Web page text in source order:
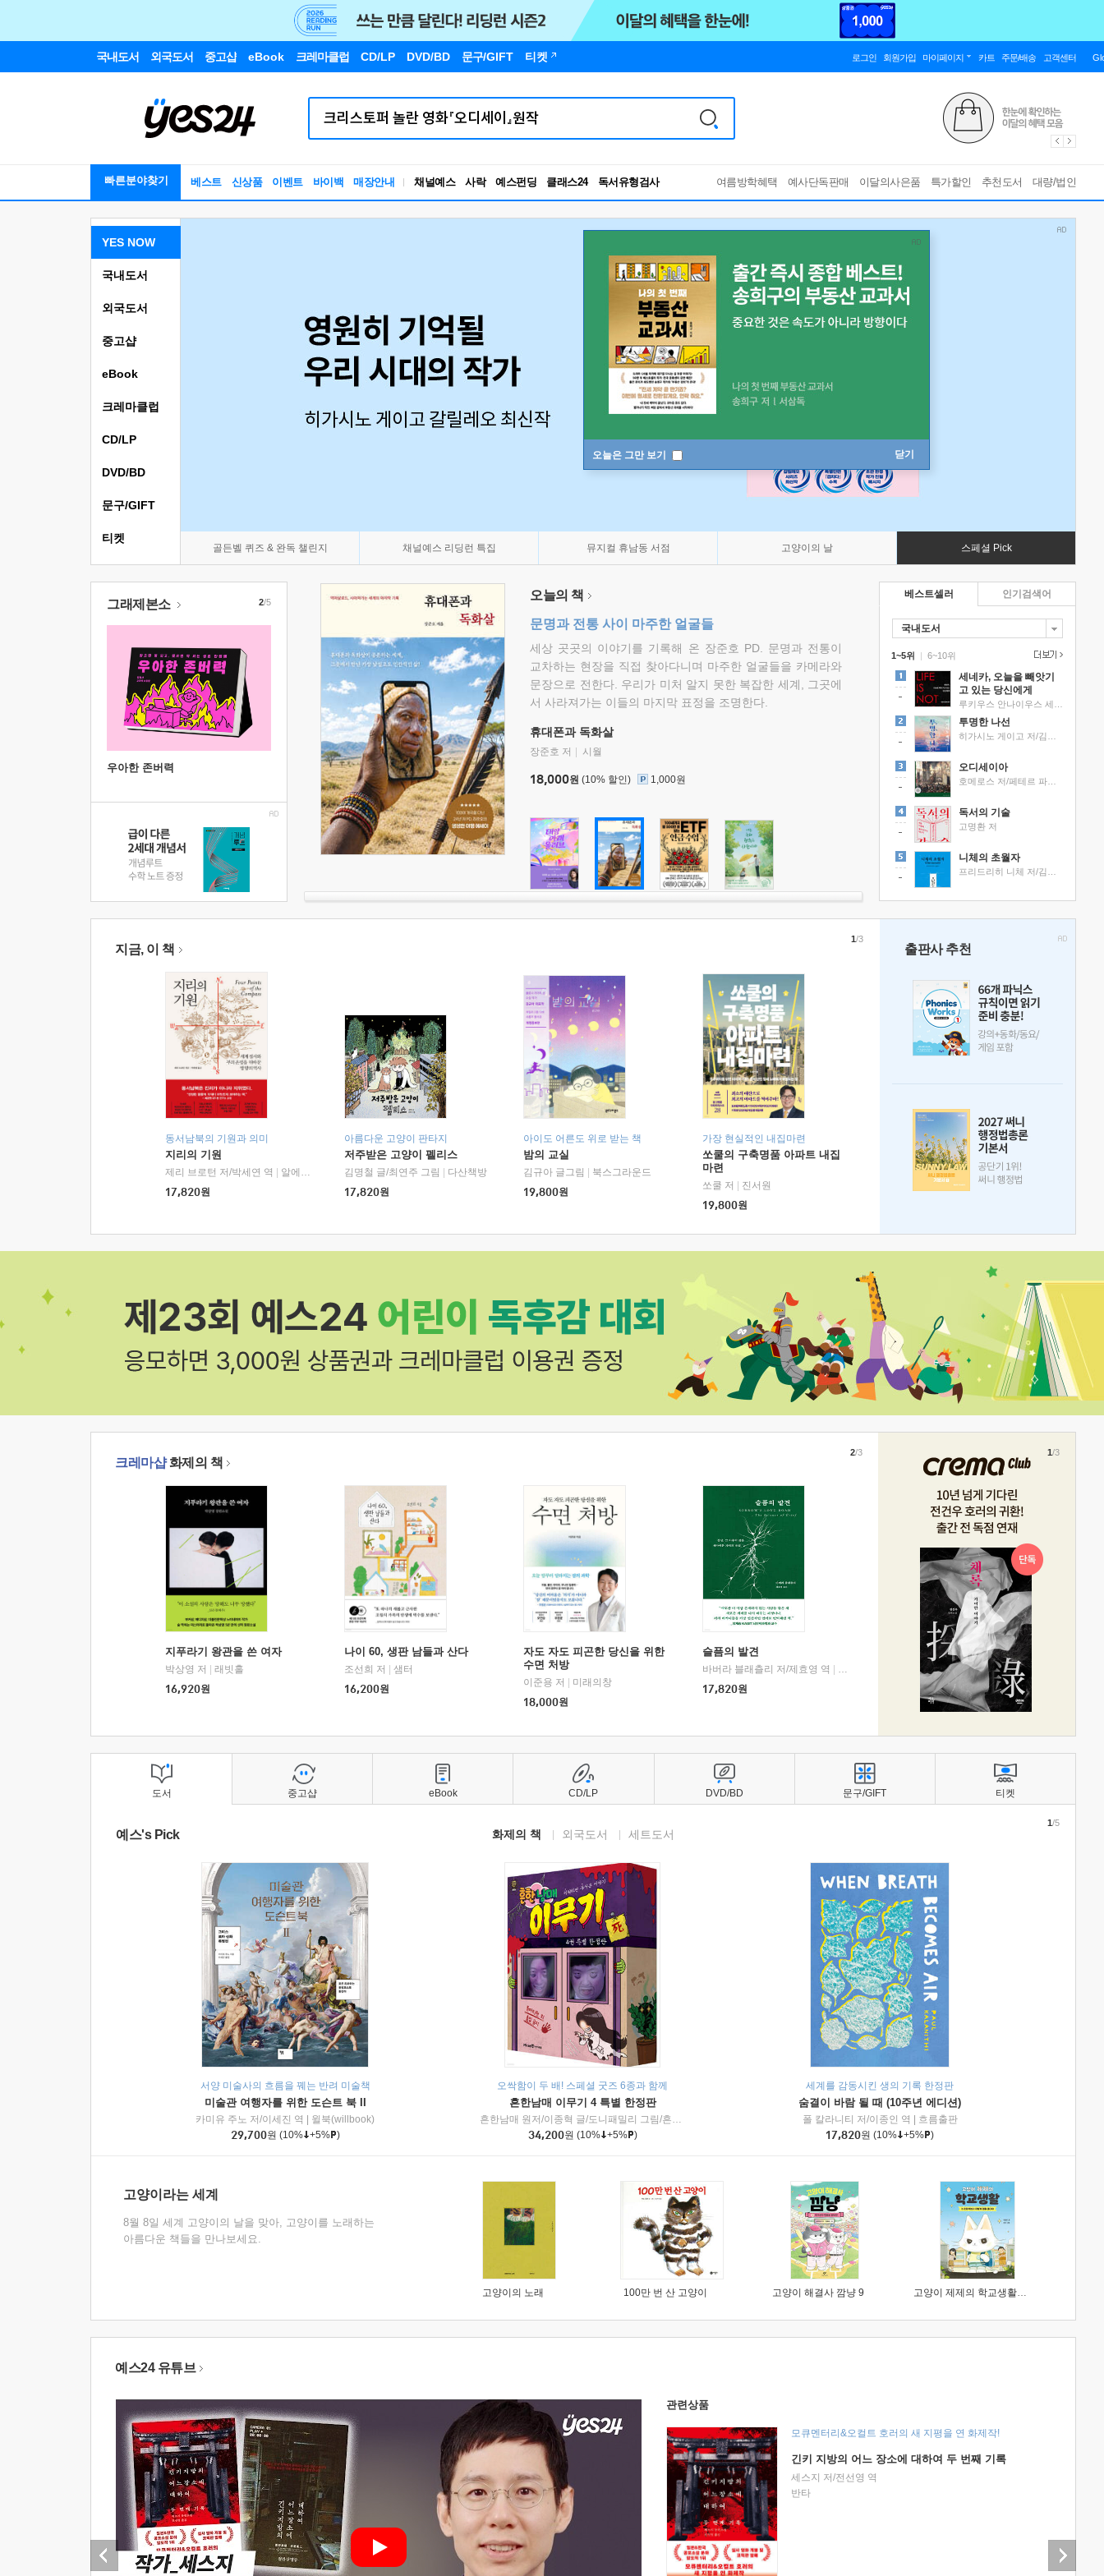
국내도서 외국도서 중고샵 eBook 크레마클럽 CD/LP DVD/BD 문구/GIFT 티켓 로그인 회원가입 마이페이지 카트 주문/배송 고객센터
빠른분야찾기 베스트 신상품 이벤트 바이백 매장안내 채널예스 사락 예스펀딩 클래스24
RBTI Lab
독서유형검사
여름방학혜택 예사단독판매 이달의사은품 특가할인 추천도서 대량/법인
오늘은 그만 보기 닫기
YES NOW
골든벨 퀴즈 & 완독 챌린지 채널예스 리딩런 특집 뮤지컬 휴남동 서점 고양이의 날 스페셜 Pick
국내도서
외국도서
중고샵
eBook
크레마클럽
CD/LP
DVD/BD
문구/GIFT
티켓
그래제본소
우아한 존버력
2/5 오늘의 책
문명과 전통 사이 마주한 얼굴들
세상 곳곳의 이야기를 기록해 온 장준호 PD. 문명과 전통이
교차하는 현장을 직접 찾아다니며 마주한 얼굴들을 카메라와
문장으로 전한다. 우리가 미처 알지 못한 복잡한 세계, 그곳에
서 사라져가는 이들의 마지막 표정을 조명한다.
휴대폰과 독화살
장준호 저 시월
18,000원 (10% 할인) 1,000원
베스트셀러
국내도서
1~5위 |
세네카, 오늘을 빼앗기
고 있는 당신에게
투명한 나선
오디세이아
독서의 기술
고명환 저
니체의 초월자
6~10위
인기검색어
지금, 이 책
동서남북의 기원과 의미
지리의 기원
제리 브로턴 저/박세연 역
알에이치코리아(RHK)
17,820원
아름다운 고양이 판타지
저주받은 고양이 펠리스
김명철 글/최연주 그림
다산책방
17,820원
아이도 어른도 위로 받는 책
밤의 교실
김규아 글그림
북스그라운드
19,800원
가장 현실적인 내집마련
쏘쿨의 구축명품 아파트 내집
마련
쏘쿨 저
진서원
19,800원
1/3
출판사 추천
크레마샵화제의 책
지푸라기 왕관을 쓴 여자
박상영 저
래빗홀
16,920원
나이 60, 생판 남들과 산다
조선희 저
샘터
16,200원
자도 자도 피곤한 당신을 위한
수면 처방
이준용 저
미래의창
18,000원
슬픔의 발견
바버라 블래츨리 저/제효영 역
디플롯
17,820원
2/3 1/3
도서
예스's Pick 화제의 책 외국도서 세트도서
서양 미술사의 흐름을 꿰는 반려 미술책
미술관 여행자를 위한 도슨트 북 II
카미유 주노 저/이세진 역
윌북(willbook)
29,700원 (10% +5% )
오싹함이 두 배! 스페셜 굿즈 6종과 함께
흔한남매 이무기 4 특별 한정판
흔한남매 원저/이종혁 글/도니패밀리 그림/흔한컴퍼니 감수
미래엔아이세움
34,200원 (10% +5% )
세계를 감동시킨 생의 기록 한정판
숨결이 바람 될 때 (10주년 에디션)
폴 칼라니티 저/이종인 역
흐름출판
17,820원 (10% +5% )
1/5
고양이라는 세계
8월 8일 세계 고양이의 날을 맞아, 고양이를 노래하는
아름다운 책들을 만나보세요.
고양이의 노래 100만 번 산 고양이 고양이 해결사 깜냥 9 고양이 제제의 학교생활 1 : 초등학생이 이렇게 힘들 줄이야
중고샵 eBook CD/LP DVD/BD 문구/GIFT 티켓
예스24 유튜브
관련상품
모큐멘터리&오컬트 호러의 새 지평을 연 화제작!
긴키 지방의 어느 장소에 대하여 두 번째 기록
세스지 저/전선영 역
반타